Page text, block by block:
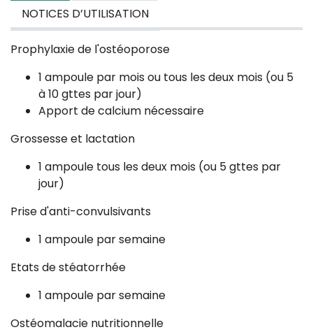
NOTICES D’UTILISATION
Prophylaxie de l'ostéoporose
1 ampoule par mois ou tous les deux mois (ou 5
à 10 gttes par jour)
Apport de calcium nécessaire
Grossesse et lactation
1 ampoule tous les deux mois (ou 5 gttes par
jour)
Prise d'anti-convulsivants
1 ampoule par semaine
Etats de stéatorrhée
1 ampoule par semaine
Ostéomalacie nutritionnelle